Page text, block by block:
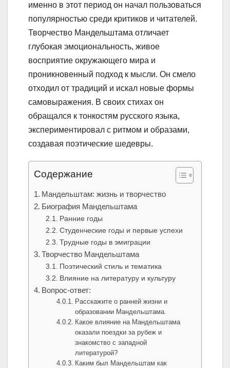
именно в этот период он начал пользоваться
популярностью среди критиков и читателей.
Творчество Мандельштама отличает
глубокая эмоциональность, живое
восприятие окружающего мира и
проникновенный подход к мысли. Он смело
отходил от традиций и искал новые формы
самовыражения. В своих стихах он
обращался к тонкостям русского языка,
экспериментировал с ритмом и образами,
создавая поэтические шедевры.
Содержание
Мандельштам: жизнь и творчество
Биография Мандельштама
Ранние годы
Студенческие годы и первые успехи
Трудные годы в эмиграции
Творчество Мандельштама
Поэтический стиль и тематика
Влияние на литературу и культуру
Вопрос-ответ:
Расскажите о ранней жизни и
образовании Мандельштама.
Какое влияние на Мандельштама
оказали поездки за рубеж и
знакомство с западной
литературой?
Каким был Мандельштам как